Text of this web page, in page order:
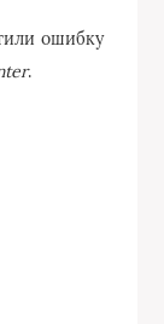
ошибку
.